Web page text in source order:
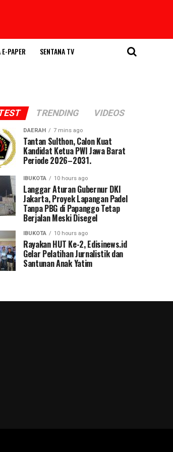
PAPER SENTANA TV
TRENDING VIDEOS
DAERAH 7 mins ago
Tantan Sulthon, Calon Kuat
Kandidat Ketua PWI Jawa Barat
Periode 2026–2031.
IBUKOTA 10 hours ago
Langgar Aturan Gubernur DKI
Jakarta, Proyek Lapangan Padel
Tanpa PBG di Papanggo Tetap
Berjalan Meski Disegel
IBUKOTA 10 hours ago
Rayakan HUT Ke-2, Edisinews.id
Gelar Pelatihan Jurnalistik dan
Santunan Anak Yatim